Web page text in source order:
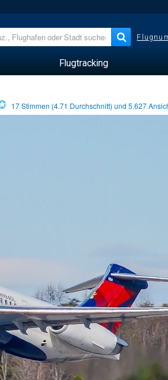
Flugtracking
17Stimmen (4.71 Durchschnitt) und5.627